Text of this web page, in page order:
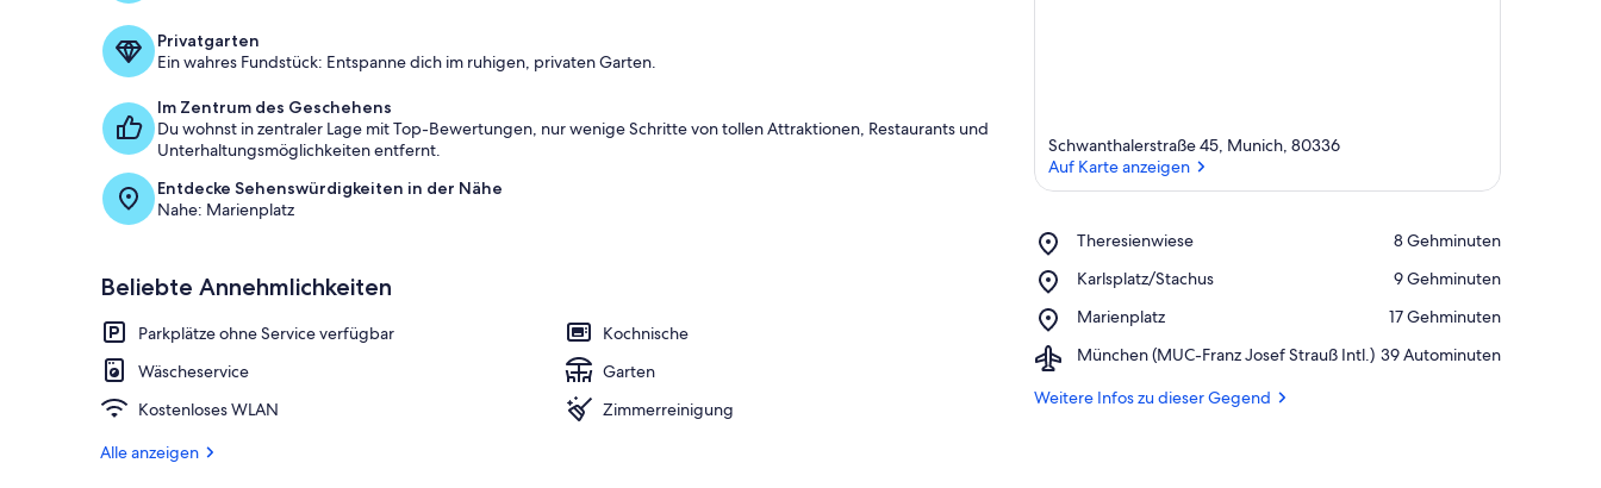
Privatgarten
Ein wahres Fundstück: Entspanne dich im ruhigen, privaten Garten.
Im Zentrum des Geschehens
Du wohnst in zentraler Lage mit Top-Bewertungen, nur wenige Schritte von tollen Attraktionen, Restaurants und
Unterhaltungsmöglichkeiten entfernt.
Entdecke Sehenswürdigkeiten in der Nähe
Nahe: Marienplatz
Beliebte Annehmlichkeiten
Parkplätze ohne Service verfügbar
Kochnische
Wäscheservice
Garten
Kostenloses WLAN
Zimmerreinigung
Alle anzeigen
Schwanthalerstraße 45, Munich, 80336
Auf Karte anzeigen
Theresienwiese
Place,
‪8 Gehminuten‬
Karlsplatz/Stachus
Place,
‪9 Gehminuten‬
Marienplatz
Place,
‪17 Gehminuten‬
München (MUC-Franz Josef Strauß Intl.)
Airport,
(MUC-
‪39 Autominuten‬
Weitere Infos zu dieser Gegend